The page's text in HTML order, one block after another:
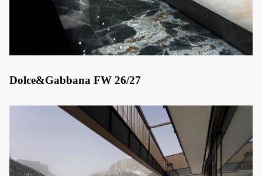
Dolce&Gabbana FW 26/27